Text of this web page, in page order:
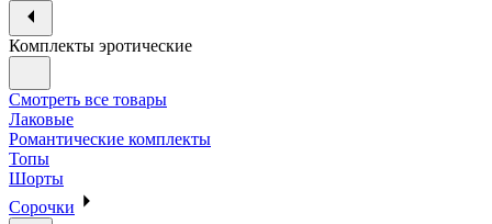
Комплекты эротические
Смотреть все товары
Лаковые
Романтические комплекты
Топы
Шорты
Сорочки